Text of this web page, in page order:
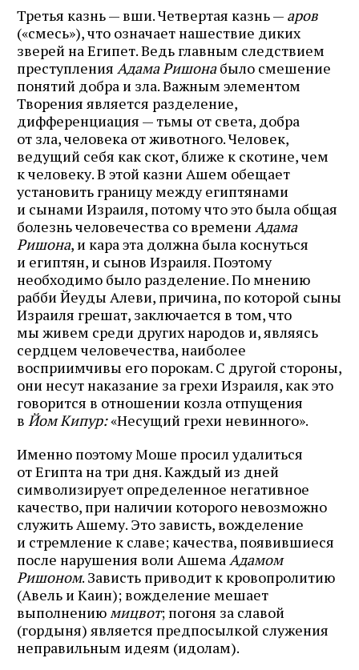
Третья казнь — вши. Четвертая казнь — аров
(«смесь»), что означает нашествие диких
зверей на Египет. Ведь главным следствием
преступления Адама Ришонабыло смешение
понятий добра и зла. Важным элементом
Творения является разделение,
дифференциация — тьмы от света, добра
от зла, человека от животного. Человек,
ведущий себя как скот, ближе к скотине, чем
к человеку. В этой казни Ашем обещает
установить границу между египтянами
и сынами Израиля, потому что это была общая
болезнь человечества со времени Адама
Ришона, и кара эта должна была коснуться
и египтян, и сынов Израиля. Поэтому
необходимо было разделение. По мнению
рабби Йеуды Алеви, причина, по которой сыны
Израиля грешат, заключается в том, что
мы живем среди других народов и, являясь
сердцем человечества, наиболее
восприимчивы его порокам. С другой стороны,
они несут наказание за грехи Израиля, как это
говорится в отношении козла отпущения
в Йом Кипур:«Несущий грехи невинного».
Именно поэтому Моше просил удалиться
от Египта на три дня. Каждый из дней
символизирует определенное негативное
качество, при наличии которого невозможно
служить Ашему. Это зависть, вожделение
и стремление к славе; качества, появившиеся
после нарушения воли Ашема Адамом
Ришоном. Зависть приводит к кровопролитию
(Авель и Каин); вожделение мешает
выполнению мицвот; погоня за славой
(гордыня) является предпосылкой служения
неправильным идеям (идолам).